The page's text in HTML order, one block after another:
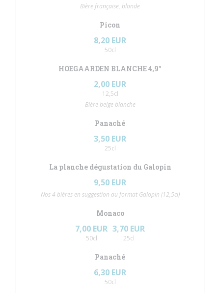
Bière française, blonde
Picon
8,20 EUR
50cl
HOEGAARDEN BLANCHE 4,9°
2,00 EUR
12,5cl
Bière belge blanche
Panaché
3,50 EUR
25cl
La planche dégustation du Galopin
9,50 EUR
Nos 4 bières en suggestion au format Galopin (12,5cl)
Monaco
7,00 EUR
50cl
3,70 EUR
25cl
Panaché
6,30 EUR
50cl